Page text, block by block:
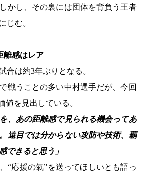
かし、その裏には団体を背負う王者
じむ。
離感はレア
合は約3年ぶりとなる。
戦うことの多い中村選手だが、今回
値を見出している。
、あの距離感で見られる機会ってあ
遠目では分からない攻防や技術、覇
できると思う」
“応援の氣”を送ってほしいとも語っ